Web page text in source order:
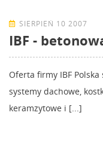
SIERPIEŃ 10 2007
IBF -
Oferta firmy IBF
systemy dachowe,
keramzytowe i [...]